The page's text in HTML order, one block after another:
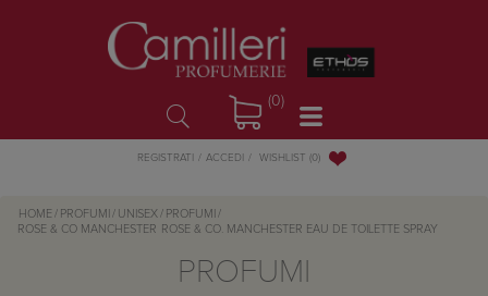
(0)
REGISTRATI ACCEDI WISHLIST (0)
HOME / PROFUMI / UNISEX / PROFUMI /
ROSE & CO MANCHESTER
ROSE & CO. MANCHESTER EAU DE TOILETTE SPRAY
PROFUMI